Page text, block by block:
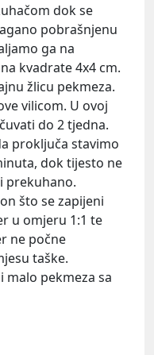
dok se
pobrašnjenu
ga na
kvadrate 4x4 cm.
žlicu pekmeza.
vilicom. U ovoj
do 2 tjedna.
proključa stavimo
dok tijesto ne
prekuhano.
što se zapijeni
u omjeru 1:1 te
ne počne
taške.
malo pekmeza sa